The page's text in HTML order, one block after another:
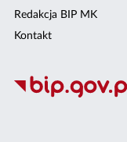
Redakcja BIP MK
Kontakt